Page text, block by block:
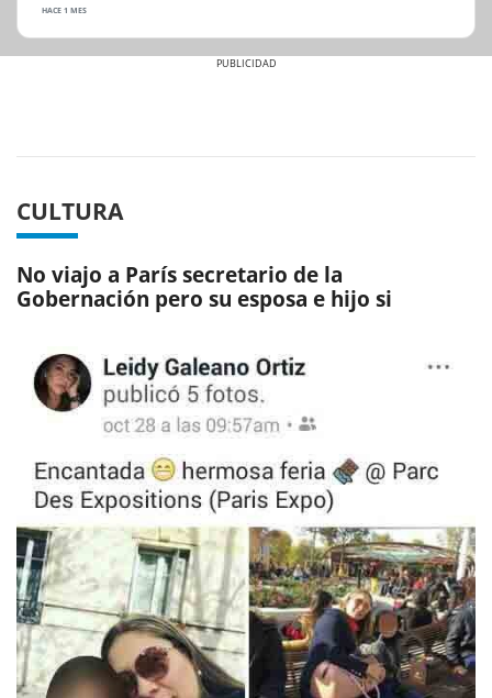
HACE 1 MES
CULTURA
No viajo a París secretario de la
Gobernación pero su esposa e hijo si